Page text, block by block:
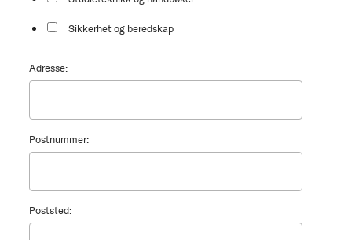
Sikkerhet og beredskap
Adresse:
Postnummer:
Poststed: